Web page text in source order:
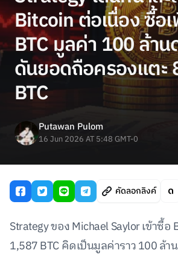
Bitcoin ต่อเนื่อง ซื้อ
BTC มูลค่า 100 ล้า
ดันยอดถือครองแตะ
BTC
Putawan Pulom
16 Jun 2026 AT 5:48 GMT-0
คัดลอกลิงค์
Strategy ของ Michael Saylor เข้าซื้อ
1,587 BTC คิดเป็นมูลค่าราว 100 ล้